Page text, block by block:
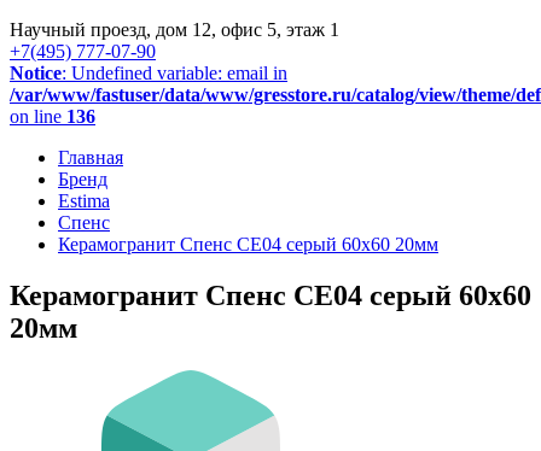
Научный проезд, дом 12, офис 5, этаж 1
+7(495) 777-07-90
Notice: Undefined variable: email in
/var/www/fastuser/data/www/gresstore.ru/catalog/view/theme/
on line 136
Главная
Бренд
Estima
Спенс
Керамогранит Спенс CE04 серый 60x60 20мм
Керамогранит Спенс CE04 серый 60x60
20мм